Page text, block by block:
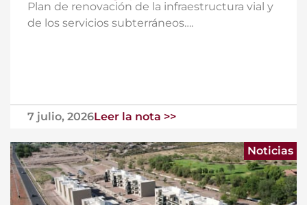
Plan de renovación de la infraestructura vial y
de los servicios subterráneos….
7 julio, 2026Leer la nota >>
Noticias